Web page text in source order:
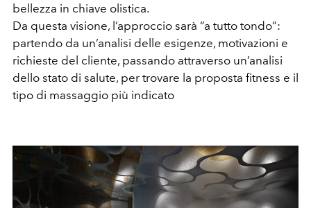
bellezza in chiave olistica.
Da questa visione, l’approccio sarà “a tutto tondo”:
partendo da un’analisi delle esigenze, motivazioni e
richieste del cliente, passando attraverso un’analisi
dello stato di salute, per trovare la proposta fitness e il
tipo di massaggio più indicato